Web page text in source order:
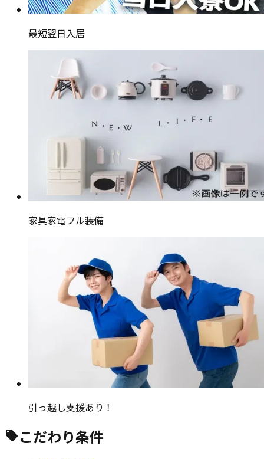
最短翌日入居
家具家電フル装備
引っ越し支援あり！
こだわり条件